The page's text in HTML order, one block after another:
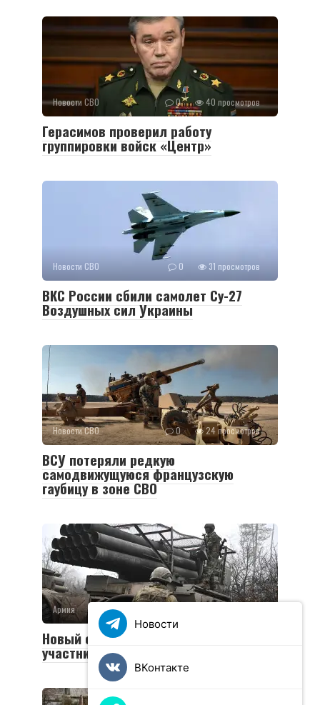
Новости СВО 0 40 просмотров
Герасимов проверил работу
группировки войск «Центр»
Новости СВО 0 31 просмотров
ВКС России сбили самолет Су-27
Воздушных сил Украины
Новости СВО 0 24 просмотров
ВСУ потеряли редкую
самодвижущуюся французскую
гаубицу в зоне СВО
Армия
Новый социальный контракт для
участников СВО
Новости
ВКонтакте